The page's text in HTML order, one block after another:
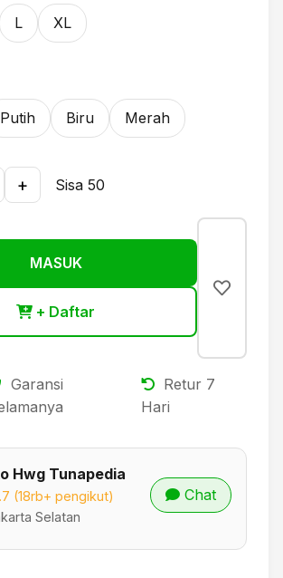
L XL
Putih Biru Merah
+ Sisa 50
MASUK
+ Daftar
Garansi
Retur 7
Hari
Hwg Tunapedia
(18rb+ pengikut)
Selatan
Chat